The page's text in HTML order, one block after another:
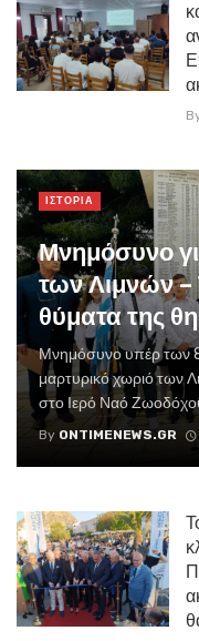
Μνημόσυνο
των Λιμνών –
θύματα της
Μνημόσυνο υπέρ των
μαρτυρικό χωριό των
στο Ιερό Ναό
By ONTIMENEWS.GR
ΙΣΤΟΡΙΑ